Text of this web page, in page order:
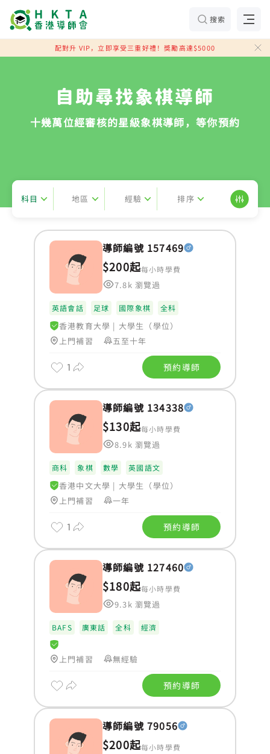
搜索
配對升 VIP，立即享受三重好禮！獎勵高達$5000
自助尋找象棋導師
十幾萬位經審核的星級象棋導師，等你預約
科目 地區 經驗 排序
導師編號 157469
$200起每小時學費
7.8k 瀏覽過
英語會話 足球 國際象棋 全科
香港教育大學 | 大學生（學位）
上門補習
五至十年
1 預約導師
導師編號 134338
$130起每小時學費
8.9k 瀏覽過
商科 象棋 數學 英國語文
香港中文大學 | 大學生（學位）
上門補習
一年
1 預約導師
導師編號 127460
$180起每小時學費
9.3k 瀏覽過
BAFS 廣東話 全科 經濟
上門補習 無經驗
預約導師
導師編號 79056
$200起每小時學費